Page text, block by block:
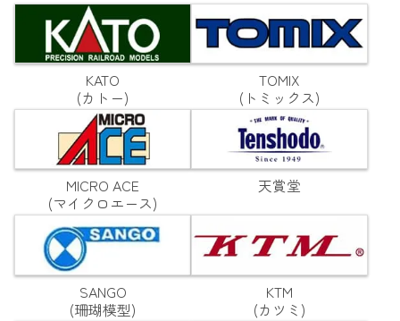
KATO
(カトー)
TOMIX
(トミックス)
MICRO ACE
(マイクロエース)
天賞堂
SANGO
(珊瑚模型)
KTM
(カツミ)